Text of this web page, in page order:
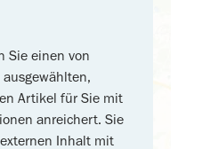
Sie einen von
Artikel für Sie mit
anreichert. Sie
Inhalt mit